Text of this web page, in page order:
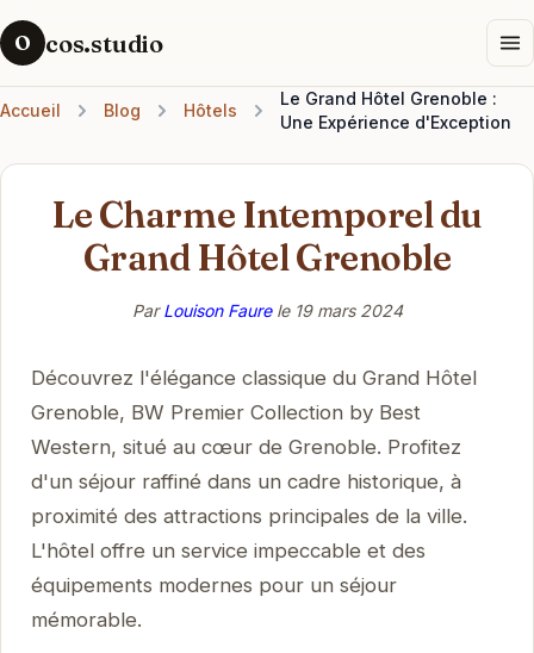
O cos.studio
Accueil Blog Hôtels
Le Grand Hôtel Grenoble :
Une Expérience d'Exception
Le Charme Intemporel du
Grand Hôtel Grenoble
ParLouison Faurele 19 mars 2024
Découvrez l'élégance classique du Grand Hôtel
Grenoble, BW Premier Collection by Best
Western, situé au cœur de Grenoble. Profitez
d'un séjour raffiné dans un cadre historique, à
proximité des attractions principales de la ville.
L'hôtel offre un service impeccable et des
équipements modernes pour un séjour
mémorable.